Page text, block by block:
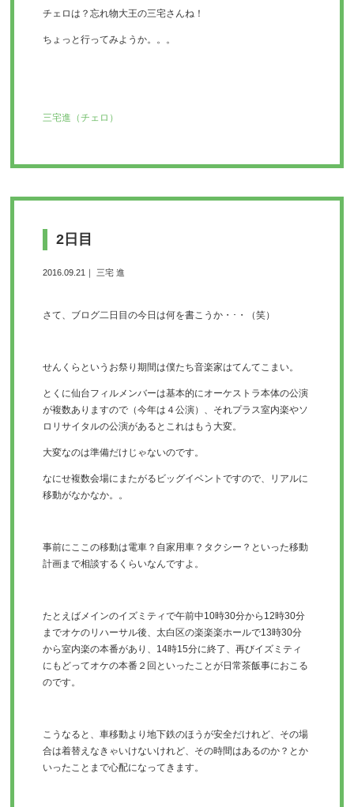
チェロは？忘れ物大王の三宅さんね！
ちょっと行ってみようか。。。
三宅進（チェロ）
2日目
2016.09.21｜ 三宅 進
さて、ブログ二日目の今日は何を書こうか・･・（笑）
せんくらというお祭り期間は僕たち音楽家はてんてこまい。
とくに仙台フィルメンバーは基本的にオーケストラ本体の公演
が複数ありますので（今年は４公演）、それプラス室内楽やソ
ロリサイタルの公演があるとこれはもう大変。
大変なのは準備だけじゃないのです。
なにせ複数会場にまたがるビッグイベントですので、リアルに
移動がなかなか。。
事前にここの移動は電車？自家用車？タクシー？といった移動
計画まで相談するくらいなんですよ。
たとえばメインのイズミティで午前中10時30分から12時30分
までオケのリハーサル後、太白区の楽楽楽ホールで13時30分
から室内楽の本番があり、14時15分に終了、再びイズミティ
にもどってオケの本番２回といったことが日常茶飯事におこる
のです。
こうなると、車移動より地下鉄のほうが安全だけれど、その場
合は着替えなきゃいけないけれど、その時間はあるのか？とか
いったことまで心配になってきます。